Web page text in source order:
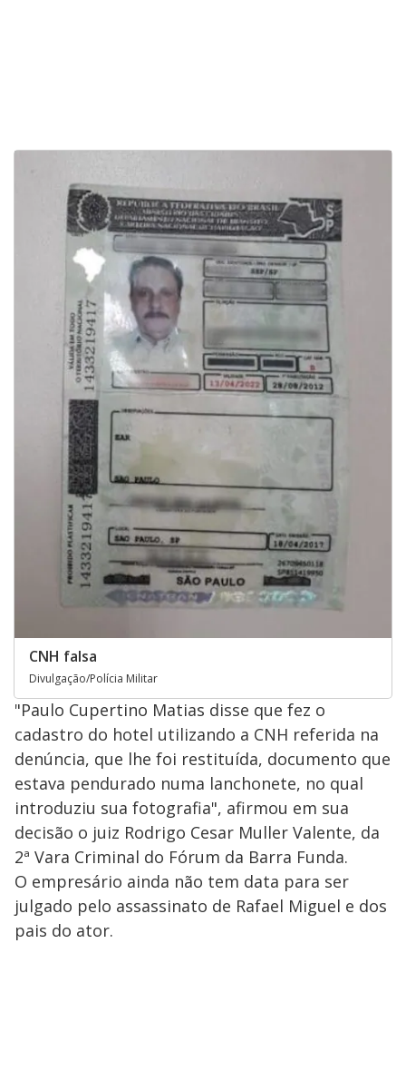
CNH falsa
Divulgação/Polícia Militar
"Paulo Cupertino Matias disse que fez o
cadastro do hotel utilizando a CNH referida na
denúncia, que lhe foi restituída, documento que
estava pendurado numa lanchonete, no qual
introduziu sua fotografia", afirmou em sua
decisão o juiz Rodrigo Cesar Muller Valente, da
2ª Vara Criminal do Fórum da Barra Funda.
O empresário ainda não tem data para ser
julgado pelo assassinato de Rafael Miguel e dos
pais do ator.